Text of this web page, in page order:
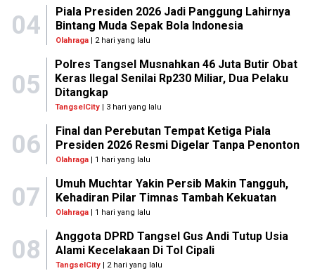
04
Piala Presiden 2026 Jadi Panggung Lahirnya
Bintang Muda Sepak Bola Indonesia
Olahraga| 2 hari yang lalu
05
Polres Tangsel Musnahkan 46 Juta Butir Obat
Keras Ilegal Senilai Rp230 Miliar, Dua Pelaku
Ditangkap
TangselCity | 3 hari yang lalu
06
Final dan Perebutan Tempat Ketiga Piala
Presiden 2026 Resmi Digelar Tanpa Penonton
Olahraga| 1 hari yang lalu
07
Umuh Muchtar Yakin Persib Makin Tangguh,
Kehadiran Pilar Timnas Tambah Kekuatan
Olahraga| 1 hari yang lalu
08
Anggota DPRD Tangsel Gus Andi Tutup Usia
Alami Kecelakaan Di Tol Cipali
TangselCity| 2 hari yang lalu